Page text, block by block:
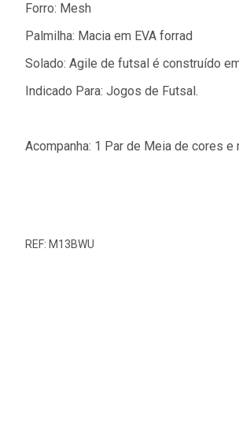
Forro: Mesh
Palmilha: Macia em EVA forrad
Solado: Agile de futsal é construído
Indicado Para: Jogos de Futsal.
Acompanha: 1 Par de Meia de cores
REF: M13BWU